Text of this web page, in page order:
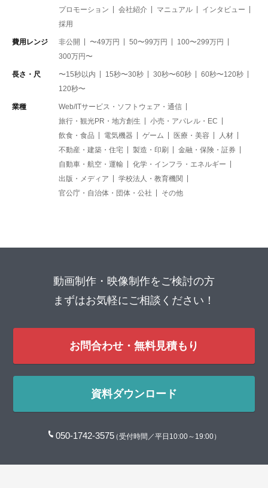
プロモーション
会社紹介 マニュアル
インタビュー
採用
費用レンジ 非公開 〜49万円 50〜99万円
100〜299万円
300万円〜
長さ・尺 〜15秒以内 15秒〜30秒 30秒〜60秒
60秒〜120秒
120秒〜
業種
Web/ITサービス・ソフトウェア・通信
旅行・観光PR・地方創生
小売・アパレル・EC
飲食・食品
電気機器 ゲーム 医療・美容
人材
不動産・建築・住宅
製造・印刷
金融・保険・証券
自動車・航空・運輸
化学・インフラ・エネルギー
出版・メディア
学校法人・教育機関
官公庁・自治体・団体・公社
その他
動画制作・映像制作をご検討の方
まずはお気軽にご相談ください！
お問合わせ・無料見積もり
資料ダウンロード
050-1742-3575（受付時間／平日10:00～19:00）